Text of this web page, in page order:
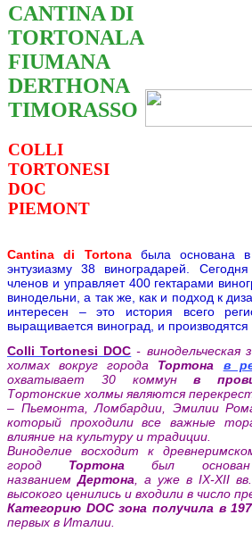
CANTINA DI
TORTONALA
FIUMANA
DERTHONA
TIMORASSO
COLLI
TORTONESI
DOC
PIEMONT
Cantina di Tortona
была основана
энтузиазму 38 виноградарей.
членов и управляет 400 гектарами
винодельни, а так же, как и подход к
интересен – это история всего
выращивается виноград, и производятся
Colli Tortonesi DOC - винодельческая
холмах вокруг города Тортона в
охватывает 30 коммунв
Тортонские холмы являются
– Пьемонта, Ломбардии, Эмилии
который проходили все важные
влияние на культуру и традиции.
Виноделие восходит к
город Тортона был
названиемДертона а уже в IX-XII
высокого ценились и входили в число
Категорию DOC зона получила в
первых в Италии.